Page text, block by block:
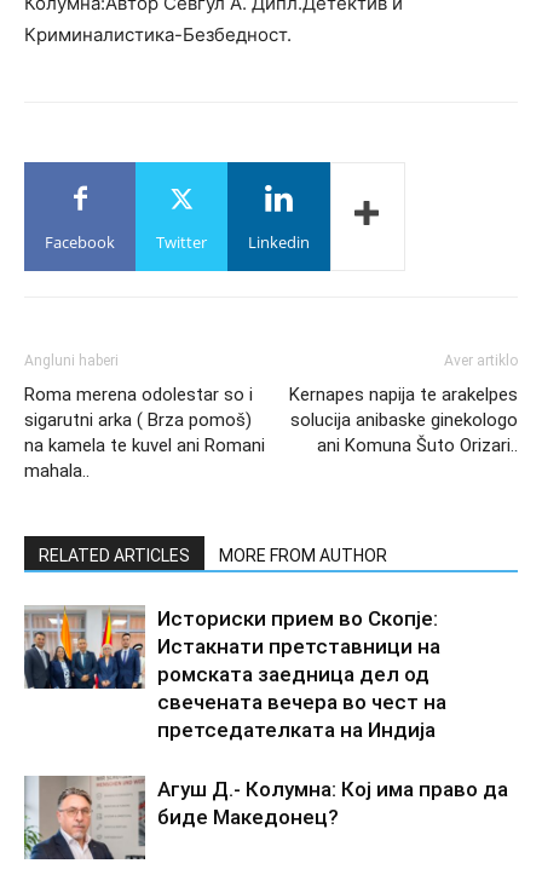
Криминалистика-Безбедност.
Facebook Twitter Linkedin
Angluni haberi
Roma merena оdolestar so i
sigarutni arka ( Brza pomoš)
na kamela te kuvel ani Romani
mahala..
Aver artiklo
Kernapes napija te arakelpes
solucija anibaske ginekologo
ani Komuna Šuto Orizari..
RELATED ARTICLES MORE FROM AUTHOR
Историски прием во Скопје:
Истакнати претставници на
ромската заедница дел од
свечената вечера во чест на
претседателката на Индија
Агуш Д.- Колумна: Кој има право да
биде Македонец?